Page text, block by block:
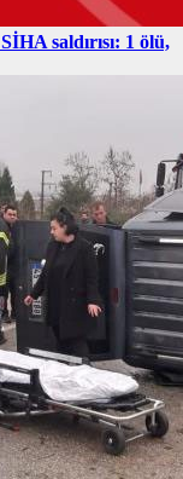
saldırısı: 1 ölü,